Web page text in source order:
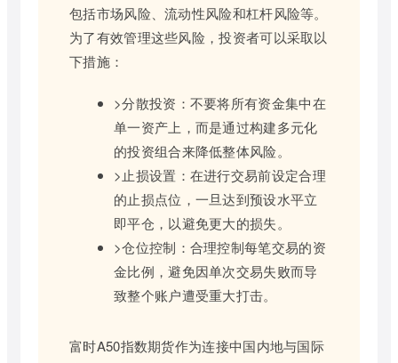
包括市场风险、流动性风险和杠杆风险等。
为了有效管理这些风险，投资者可以采取以
下措施：
>分散投资：不要将所有资金集中在
单一资产上，而是通过构建多元化
的投资组合来降低整体风险。
>止损设置：在进行交易前设定合理
的止损点位，一旦达到预设水平立
即平仓，以避免更大的损失。
>仓位控制：合理控制每笔交易的资
金比例，避免因单次交易失败而导
致整个账户遭受重大打击。
富时A50指数期货作为连接中国内地与国际